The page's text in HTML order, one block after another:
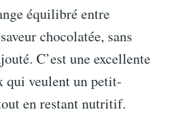
équilibré entre
chocolatée, sans
C’est une excellente
qui veulent un petit-
en restant nutritif.